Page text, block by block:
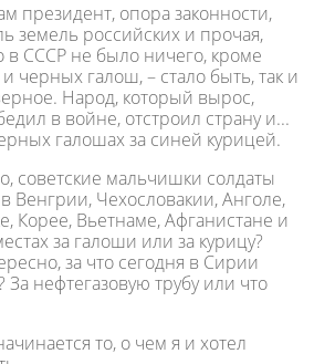
президент, опора законности,
земель российских и прочая,
в СССР не было ничего, кроме
черных галош, – стало быть, так и
Народ, который вырос,
в войне, отстроил страну и...
галошах за синей курицей.
советские мальчишки солдаты
Венгрии, Чехословакии, Анголе,
Корее, Вьетнаме, Афганистане и
за галоши или за курицу?
за что сегодня в Сирии
За нефтегазовую трубу или что
то, о чем я и хотел